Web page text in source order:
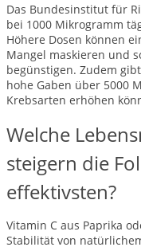
Das Bundesinstitut für
bei 1000 Mikrogramm
Höhere Dosen können
Mangel maskieren und
begünstigen. Zudem
hohe Gaben über 5000
Krebsarten erhöhen
Welche
steigern die
effektivsten?
Vitamin C aus Paprika
Stabilität von